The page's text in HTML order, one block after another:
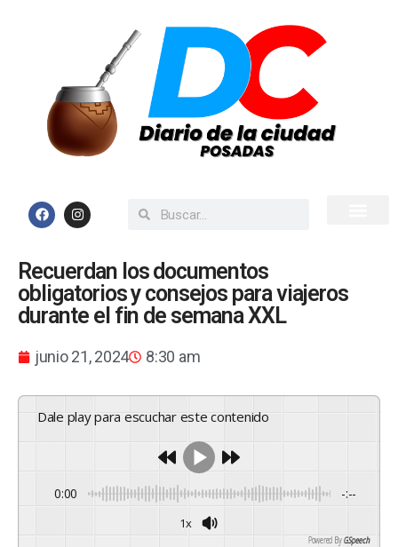
Recuerdan los documentos
obligatorios y consejos para viajeros
durante el fin de semana XXL
junio 21, 2024 8:30 am
Dale play para escuchar este contenido
0:00 -:--
1x
Powered By GSpeech